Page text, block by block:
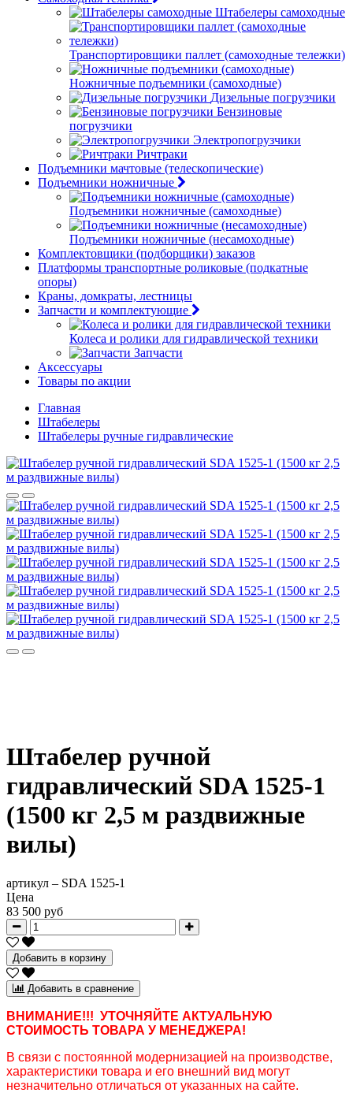
Штабелеры самоходные
Транспортировщики паллет (самоходные тележки)
Ножничные подъемники (самоходные)
Дизельные погрузчики
Бензиновые
погрузчики
Электропогрузчики
Ричтраки
Подъемники мачтовые (телескопические)
Подъемники ножничные
Подъемники ножничные (самоходные)
Подъемники ножничные (несамоходные)
Комплектовщики (подборщики) заказов
Платформы транспортные роликовые (подкатные
опоры)
Краны, домкраты, лестницы
Запчасти и комплектующие
Колеса и ролики для гидравлической техники
Запчасти
Аксессуары
Товары по акции
Главная
Штабелеры
Штабелеры ручные гидравлические
Штабелер ручной
гидравлический SDA 1525-1
(1500 кг 2,5 м раздвижные
вилы)
артикул – SDA 1525-1
Цена
83 500 руб
Добавить в корзину
Добавить в сравнение
ВНИМАНИЕ!!! УТОЧНЯЙТЕ АКТУАЛЬНУЮ
СТОИМОСТЬ ТОВАРА У МЕНЕДЖЕРА!
В связи с постоянной модернизацией на производстве,
характеристики товара и его внешний вид могут
незначительно отличаться от указанных на сайте.